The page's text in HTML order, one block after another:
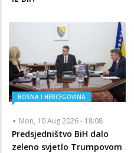
BOSNA I HERCEGOVINA
Mon, 10 Aug 2026 - 18:08
Predsjedništvo BiH dalo
zeleno svjetlo Trumpovom